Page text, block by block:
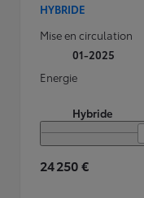
HYBRIDE
Mise en circulation
01-2025
Energie
Hybride
24 250 €